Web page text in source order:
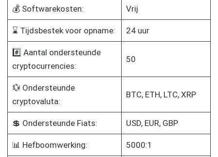
💰 Softwarekosten: Vrij
⌛ Tijdsbestek voor opname: 24 uur
#️⃣ Aantal ondersteunde
cryptocurrencies:
50
💱 Ondersteunde
cryptovaluta:
BTC, ETH, LTC, XRP
💲 Ondersteunde Fiats: USD, EUR, GBP
📊 Hefboomwerking: 5000:1